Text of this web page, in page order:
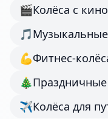
🎬Колёса с
🎵
💪Фитнес-
🎄Праздничные
✈️Колёса для